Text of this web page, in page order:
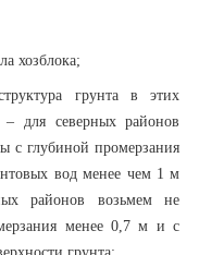
хозблока;
грунта в этих
– для северных районов
с глубиной промерзания
вод менее чем 1 м
районов возьмем не
менее 0,7 м и с